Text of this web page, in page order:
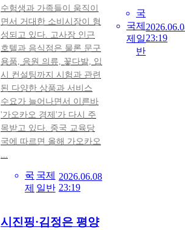
수험생과 가족들이 움직이
면서 거대한 소비시장이 형
성되고 있다. 고사장 인근
호텔과 음식점은 물론 문구
용품, 응원 의류, 꽃다발, 입
시 컨설팅까지 시험과 관련
된 다양한 상품과 서비스
수요가 늘어나면서 이른바
'가오카오 경제'가 다시 주
목받고 있다. 중국 교육당
국에 따르면 올해 가오카오
...
국
제
국제
일반
2026.06.08
23:19
국
제
국
제
일
반
23:19
시진핑·김정은 평양